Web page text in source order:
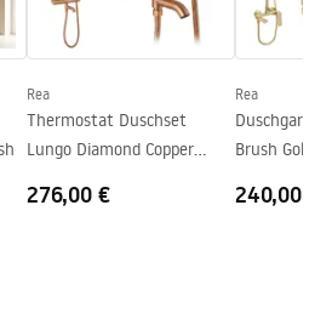
auf der Duschwanne oder auf
dem Boden
linke oder rechte
24 monate
nein
WITH SIDE PANEL.pdf
Rea
Thermostat Duschset
Lungo Diamond Copper
276,00 €
Rea
Brush Gold
240,00 €